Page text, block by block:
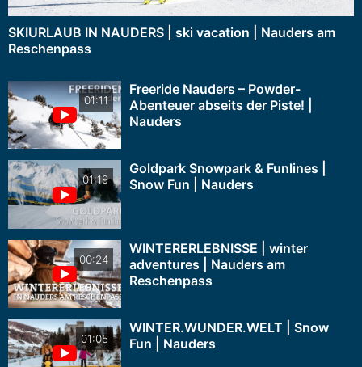
SKIURLAUB IN NAUDERS | ski vacation | Nauders am
Reschenpass
01:11
Freeride Nauders – Powder-
Abenteuer abseits der Piste! |
Nauders
01:19
Goldpark Snowpark & Funlines |
Snow Fun | Nauders
00:24
WINTERERLEBNISSE | winter
adventures | Nauders am
Reschenpass
01:05
WINTER.WUNDER.WELT | Snow
Fun | Nauders